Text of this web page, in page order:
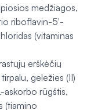
medžiagos,
riboflavin-5'-
(vitaminas
erškėčių
geležies (II)
askorbo rūgštis,
(tiamino